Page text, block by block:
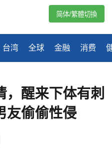
台湾 全球 金融 消费
简体/繁體切換
，醒来下体有刺
友偷偷性侵